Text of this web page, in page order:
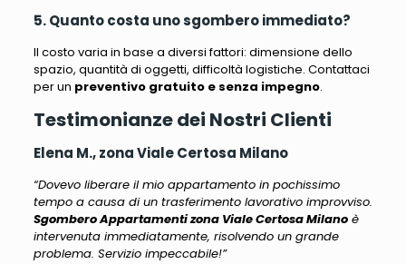
5. Quanto costa uno sgombero immediato?
Il costo varia in base a diversi fattori: dimensione dello
spazio, quantità di oggetti, difficoltà logistiche. Contattaci
per un preventivo gratuito e senza impegno.
Testimonianze dei Nostri Clienti
Elena M., zona Viale Certosa Milano
“Dovevo liberare il mio appartamento in pochissimo
tempo a causa di un trasferimento lavorativo improvviso.
Sgombero Appartamenti zona Viale Certosa Milanoè
intervenuta immediatamente, risolvendo un grande
problema. Servizio impeccabile!”